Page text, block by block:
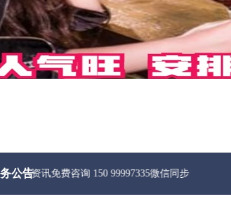
公告
咨询 150 99997335微信同步